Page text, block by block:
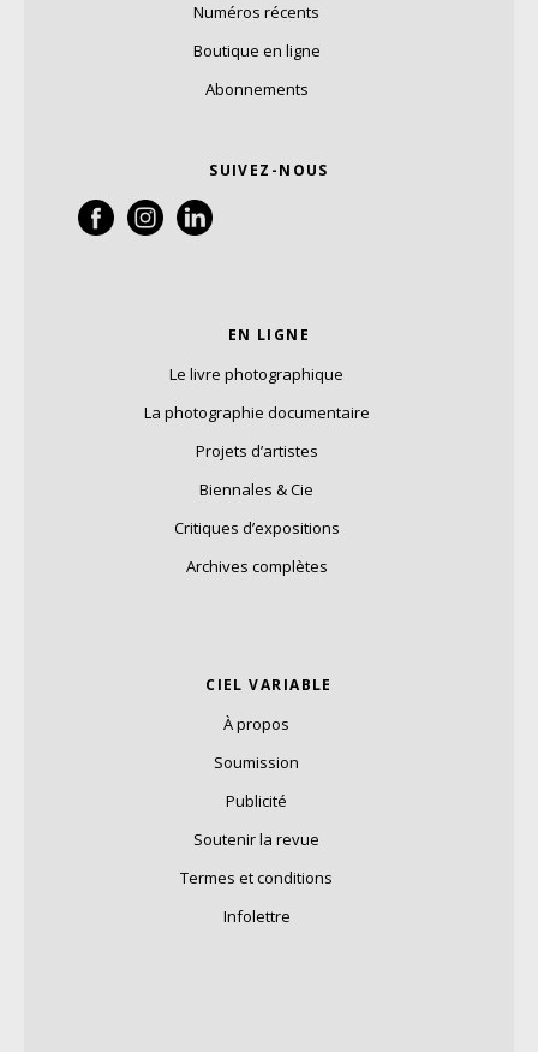
Numéros récents
Boutique en ligne
Abonnements
SUIVEZ-NOUS
EN LIGNE
Le livre photographique
La photographie documentaire
Projets d’artistes
Biennales & Cie
Critiques d’expositions
Archives complètes
CIEL VARIABLE
À propos
Soumission
Publicité
Soutenir la revue
Termes et conditions
Infolettre